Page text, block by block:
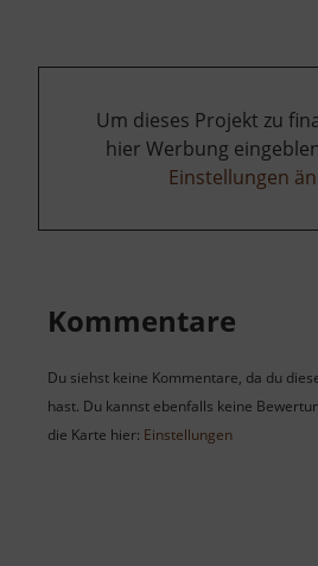
Um dieses Projekt zu
hier Werbung
Einstellungen
Kommentare
Du siehst keine Kommentare, da du
hast. Du kannst ebenfalls keine
die Karte hier: Einstellungen